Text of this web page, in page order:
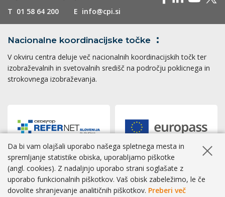
T 01 58 64 200 E info@cpi.si
Nacionalne koordinacijske točke
V okviru centra deluje več nacionalnih koordinacijskih točk ter
izobraževalnih in svetovalnih središč na področju poklicnega in
strokovnega izobraževanja.
Dostopnost|Zasebnost|Piškotki
Skrij
Da bi vam olajšali uporabo našega spletnega mesta in
spremljanje statistike obiska, uporabljamo piškotke
(angl. cookies). Z nadaljnjo uporabo strani soglašate z
uporabo funkcionalnih piškotkov. Vaš obisk zabeležimo, le če
dovolite shranjevanje analitičnih piškotkov. Preberi več